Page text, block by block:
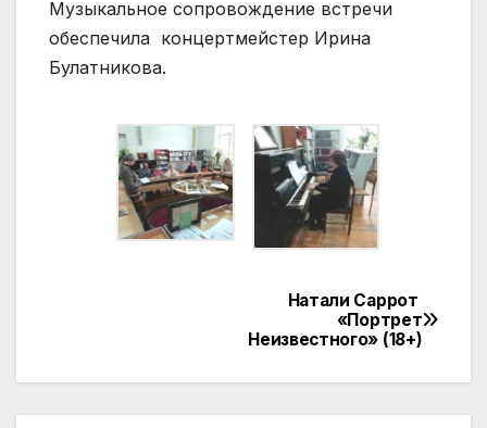
Музыкальное сопровождение встречи
обеспечила концертмейстер Ирина
Булатникова.
Натали Саррот
«Портрет
Неизвестного» (18+)